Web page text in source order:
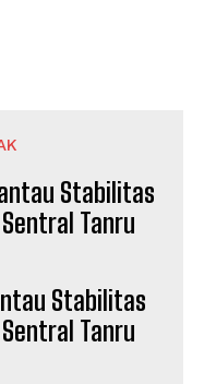
Stabilitas
Tanru